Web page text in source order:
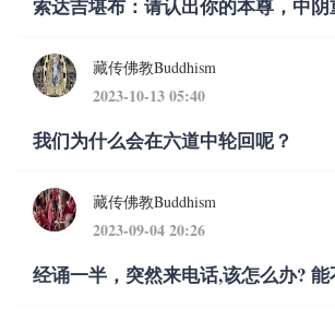
索达吉堪布：请认出你的本尊，中阴
藏传佛教Buddhism
2023-10-13 05:40
我们为什么会在六道中轮回呢？
藏传佛教Buddhism
2023-09-04 20:26
经诵一半，突然来电话,该怎么办? 能